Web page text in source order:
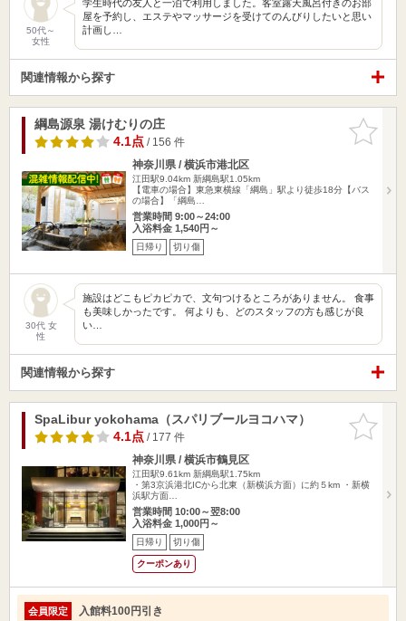
50代～
女性
学生時代の友人と一泊で利用しました。客室露天風呂付きのお部
屋を予約し、エステやマッサージを受けてのんびりしたいと思い
計画し…
関連情報から探す
お気に入
りに追加
綱島源泉 湯けむりの庄
4.1点/ 156 件
神奈川県 / 横浜市港北区
江田駅9.04km 新綱島駅1.05km
【電車の場合】東急東横線「綱島」駅より徒歩18分【バス
の場合】「綱島…
営業時間 9:00～24:00
入浴料金 1,540円～
日帰り 切り傷
30代 女
性
施設はどこもピカピカで、文句つけるところがありません。 食事
も美味しかったです。 何よりも、どのスタッフの方も感じが良
い…
関連情報から探す
お気に入
りに追加
SpaLibur yokohama（スパリブールヨコハマ）
4.1点/ 177 件
神奈川県 / 横浜市鶴見区
江田駅9.61km 新綱島駅1.75km
・第3京浜港北ICから北東（新横浜方面）に約５km ・新横
浜駅方面…
営業時間 10:00～翌8:00
入浴料金 1,000円～
日帰り 切り傷
クーポンあり
会員限定
入館料100円引き